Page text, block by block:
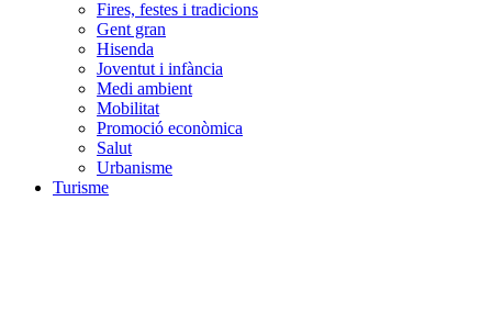
Fires, festes i tradicions
Gent gran
Hisenda
Joventut i infància
Medi ambient
Mobilitat
Promoció econòmica
Salut
Urbanisme
Turisme